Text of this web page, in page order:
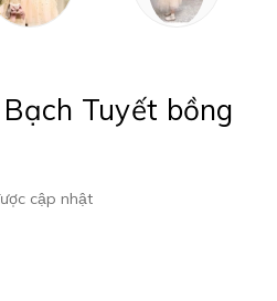
Tuyết bồng
cập nhật